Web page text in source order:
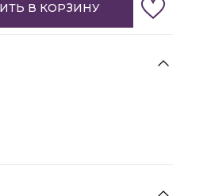
В КОРЗИНУ